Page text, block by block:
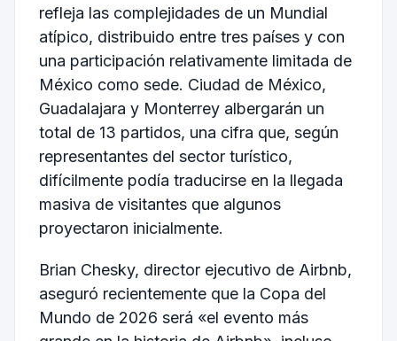
refleja las complejidades de un Mundial
atípico, distribuido entre tres países y con
una participación relativamente limitada de
México como sede. Ciudad de México,
Guadalajara y Monterrey albergarán un
total de 13 partidos, una cifra que, según
representantes del sector turístico,
difícilmente podía traducirse en la llegada
masiva de visitantes que algunos
proyectaron inicialmente.
Brian Chesky, director ejecutivo de Airbnb,
aseguró recientemente que la Copa del
Mundo de 2026 será «el evento más